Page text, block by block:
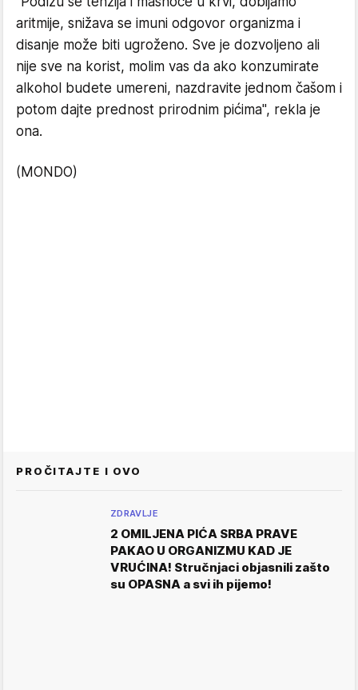
aritmije, snižava se imuni odgovor organizma i
disanje može biti ugroženo. Sve je dozvoljeno ali
nije sve na korist, molim vas da ako konzumirate
alkohol budete umereni, nazdravite jednom čašom i
potom dajte prednost prirodnim pićima", rekla je
ona.
(MONDO)
PROČITAJTE I OVO
ZDRAVLJE
2 OMILJENA PIĆA SRBA PRAVE
PAKAO U ORGANIZMU KAD JE
VRUĆINA! Stručnjaci objasnili zašto
su OPASNA a svi ih pijemo!